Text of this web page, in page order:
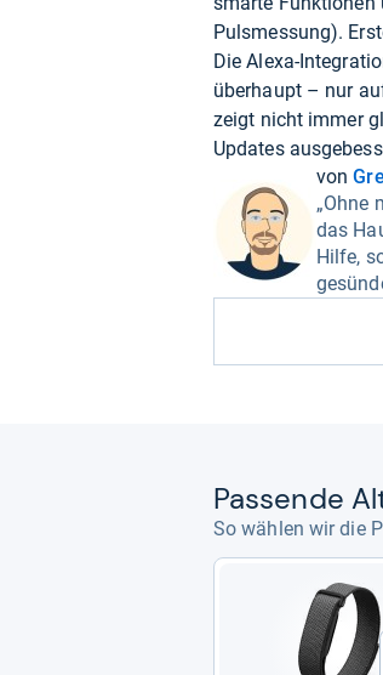
Pulsmessung).
Die Alexa-
überhaupt – nur
zeigt nicht immer
Updates
von
„Ohne
das
Hilfe,
Pas­sende
So wählen wir die